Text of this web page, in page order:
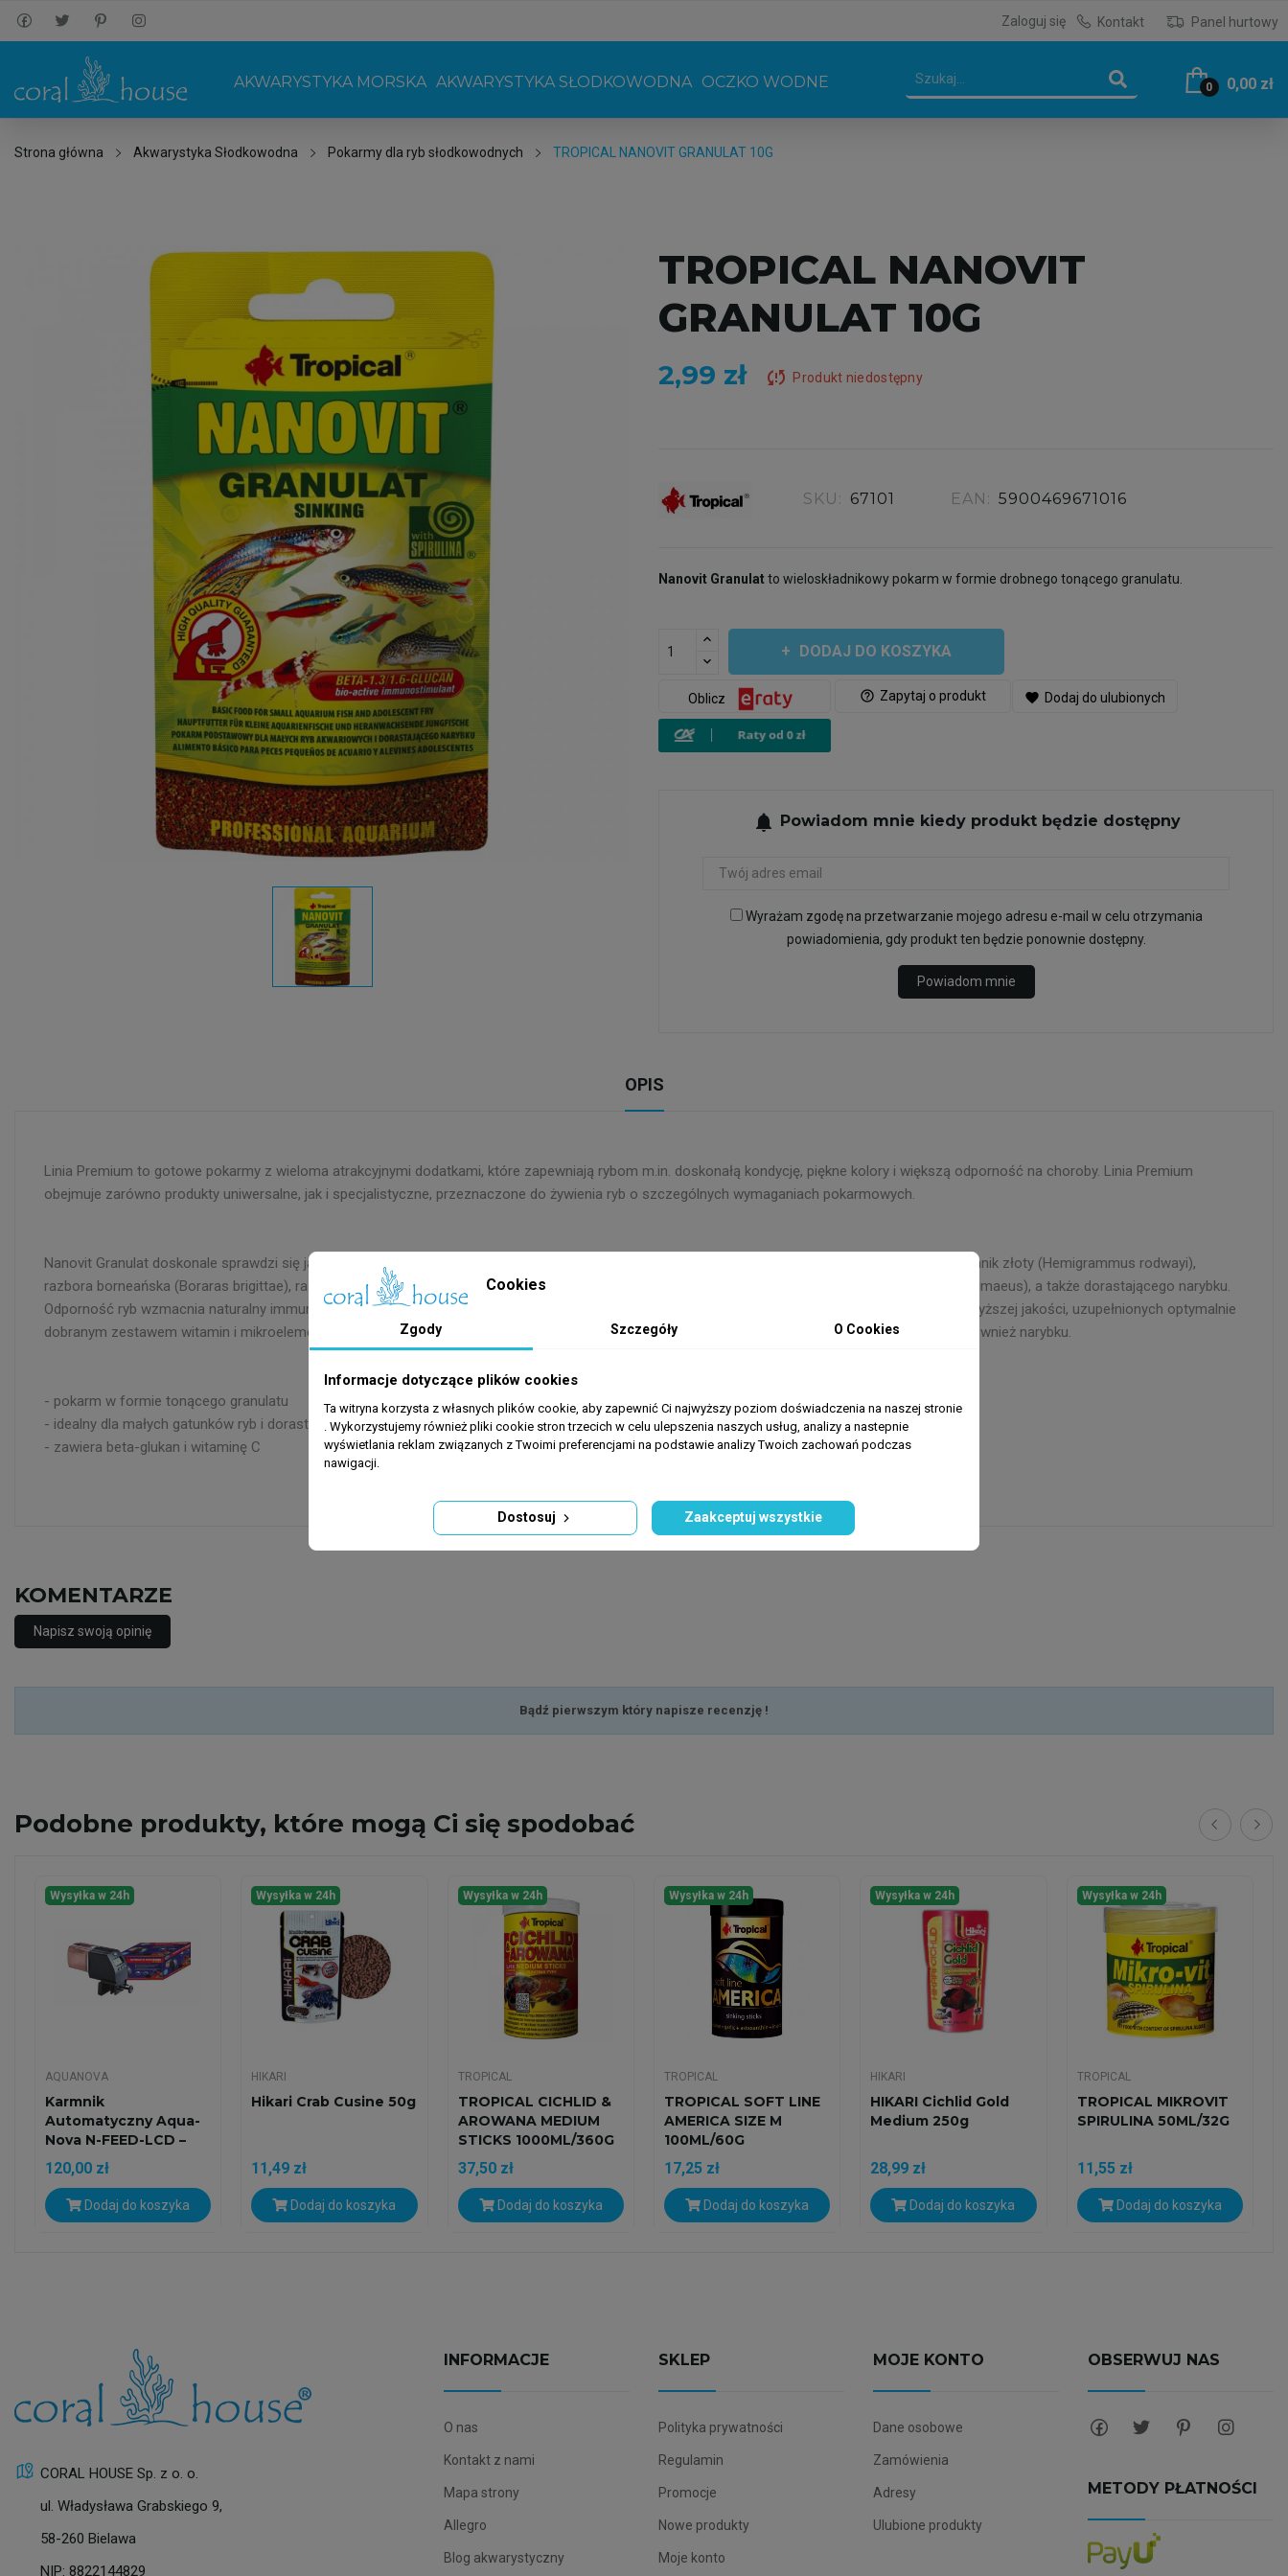
Zaloguj się Kontakt Panel hurtowy
AKWARYSTYKA MORSKA AKWARYSTYKA SŁODKOWODNA OCZKO WODNE 0 0,00 zł
Strona główna Akwarystyka Słodkowodna Pokarmy dla ryb słodkowodnych TROPICAL NANOVIT GRANULAT 10G
TROPICAL NANOVIT
GRANULAT 10G
2,99 zł sync_problem Produkt niedostępny
SKU: 67101 EAN: 5900469671016
Nanovit Granulatto wieloskładnikowy pokarm w formie drobnego tonącego granulatu.
DODAJ DO KOSZYKA
help_outline Zapytaj o produkt
Oblicz favorite Dodaj do ulubionych
notifications Powiadom mnie kiedy produkt będzie dostępny
Wyrażam zgodę na przetwarzanie mojego adresu e-mail w celu otrzymania
powiadomienia, gdy produkt ten będzie ponownie dostępny.
Powiadom mnie
OPIS
Linia Premium to gotowe pokarmy z wieloma atrakcyjnymi dodatkami, które zapewniają rybom m.in. doskonałą kondycję, piękne kolory i większą odporność na choroby. Linia Premium
obejmuje zarówno produkty uniwersalne, jak i specjalistyczne, przeznaczone do żywienia ryb o szczególnych wymaganiach pokarmowych.
Nanovit Granulat doskonale sprawdzi się jako pokarm dla małych ryb akwariowych, takich jak np.: bystrzyk Amandy (Hyphessobrycon amandae), zwinnik złoty (Hemigrammus rodwayi),
razbora borneańska (Boraras brigittae), razbora plamista (Boraras maculatus), neon Innesa (Paracheirodon innesi), kirysek karłowaty (Corydoras pygmaeus), a także dorastającego narybku.
Odporność ryb wzmacnia naturalny immunostymulator – beta-glukan i stabilizowana witamina C. Kilkadziesiąt wyselekcjonowanych składników najwyższej jakości, uzupełnionych optymalnie
dobranym zestawem witamin i mikroelementów, zabezpiecza potrzeby żywieniowe i energetyczne najbardziej wymagających gatunków ryb, w tym również narybku.
- pokarm w formie tonącego granulatu
- idealny dla małych gatunków ryb i dorastajacego narybku
- zawiera beta-glukan i witaminę C
KOMENTARZE
Napisz swoją opinię
Bądź pierwszym który napisze recenzję !
Podobne produkty, które mogą Ci się spodobać
Wysyłka w 24h
AQUANOVA
Karmnik
Automatyczny Aqua-
Nova N-FEED-LCD –
Elektroniczny...
120,00 zł
Dodaj do koszyka
Wysyłka w 24h
HIKARI
Hikari Crab Cusine 50g
11,49 zł
Dodaj do koszyka
Wysyłka w 24h
TROPICAL
TROPICAL CICHLID &
AROWANA MEDIUM
STICKS 1000ML/360G
37,50 zł
Dodaj do koszyka
Wysyłka w 24h
TROPICAL
TROPICAL SOFT LINE
AMERICA SIZE M
100ML/60G
17,25 zł
Dodaj do koszyka
Wysyłka w 24h
HIKARI
HIKARI Cichlid Gold
Medium 250g
28,99 zł
Dodaj do koszyka
Wysyłka w 24h
TROPICAL
TROPICAL MIKROVIT
SPIRULINA 50ML/32G
11,55 zł
Dodaj do koszyka
CORAL HOUSE Sp. z o. o.
ul. Władysława Grabskiego 9,
58-260 Bielawa
NIP: 8822144829
INFORMACJE
O nas
Kontakt z nami
Mapa strony
Allegro
Blog akwarystyczny
SKLEP
Polityka prywatności
Regulamin
Promocje
Nowe produkty
Moje konto
MOJE KONTO
Dane osobowe
Zamówienia
Adresy
Ulubione produkty
OBSERWUJ NAS
METODY PŁATNOŚCI
Cookies
Zgody Szczegóły O Cookies
Informacje dotyczące plików cookies
Ta witryna korzysta z własnych plików cookie, aby zapewnić Ci najwyższy poziom doświadczenia na naszej stronie
. Wykorzystujemy również pliki cookie stron trzecich w celu ulepszenia naszych usług, analizy a nastepnie
wyświetlania reklam związanych z Twoimi preferencjami na podstawie analizy Twoich zachowań podczas
nawigacji.
Dostosuj Zaakceptuj wszystkie